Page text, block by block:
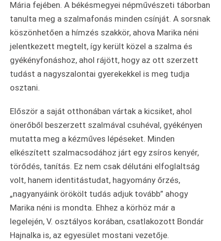
Mária fejében. A békésmegyei népművészeti táborban
tanulta meg a szalmafonás minden csínját. A sorsnak
köszönhetően a hímzés szakkör, ahova Marika néni
jelentkezett megtelt, így került közel a szalma és
gyékényfonáshoz, ahol rájött, hogy az ott szerzett
tudást a nagyszalontai gyerekekkel is meg tudja
osztani.
Először a saját otthonában vártak a kicsiket, ahol
önerőből beszerzett szalmával csuhéval, gyékényen
mutatta meg a kézműves lépéseket. Minden
elkészített szalmacsodához járt egy zsíros kenyér,
törődés, tanítás. Ez nem csak délutáni elfoglaltság
volt, hanem identitástudat, hagyomány őrzés,
„nagyanyáink örökölt tudás adjuk tovább” ahogy
Marika néni is mondta. Ehhez a körhöz már a
legelején, V. osztályos korában, csatlakozott Bondár
Hajnalka is, az egyesület mostani vezetője.